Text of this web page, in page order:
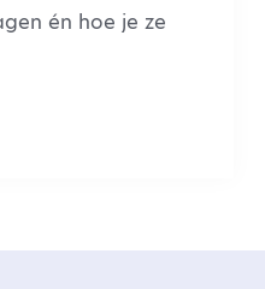
én hoe je ze